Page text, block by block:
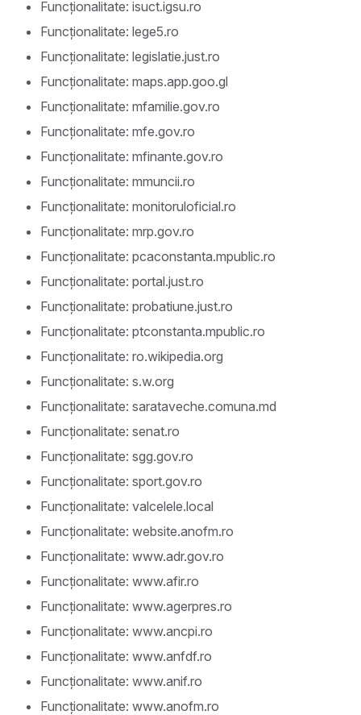
Funcționalitate: isuct.igsu.ro
Funcționalitate: lege5.ro
Funcționalitate: legislatie.just.ro
Funcționalitate: maps.app.goo.gl
Funcționalitate: mfamilie.gov.ro
Funcționalitate: mfe.gov.ro
Funcționalitate: mfinante.gov.ro
Funcționalitate: mmuncii.ro
Funcționalitate: monitoruloficial.ro
Funcționalitate: mrp.gov.ro
Funcționalitate: pcaconstanta.mpublic.ro
Funcționalitate: portal.just.ro
Funcționalitate: probatiune.just.ro
Funcționalitate: ptconstanta.mpublic.ro
Funcționalitate: ro.wikipedia.org
Funcționalitate: s.w.org
Funcționalitate: sarataveche.comuna.md
Funcționalitate: senat.ro
Funcționalitate: sgg.gov.ro
Funcționalitate: sport.gov.ro
Funcționalitate: valcelele.local
Funcționalitate: website.anofm.ro
Funcționalitate: www.adr.gov.ro
Funcționalitate: www.afir.ro
Funcționalitate: www.agerpres.ro
Funcționalitate: www.ancpi.ro
Funcționalitate: www.anfdf.ro
Funcționalitate: www.anif.ro
Funcționalitate: www.anofm.ro